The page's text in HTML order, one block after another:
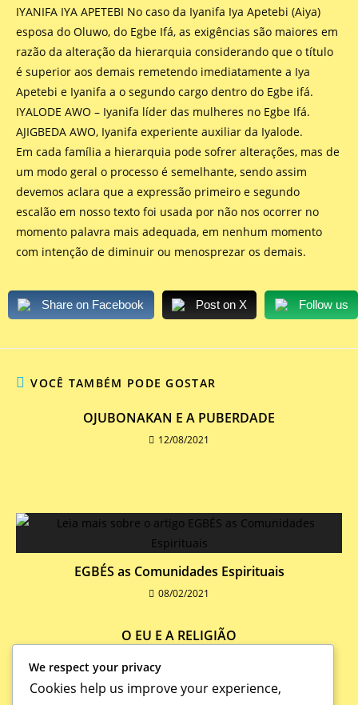
IYANIFA IYA APETEBI No caso da Iyanifa Iya Apetebi (Aiya)
esposa do Oluwo, do Egbe Ifá, as exigências são maiores em
razão da alteração da hierarquia considerando que o título
é superior aos demais remetendo imediatamente a Iya
Apetebi e Iyanifa a o segundo cargo dentro do Egbe ifá.
IYALODE AWO – Iyanifa líder das mulheres no Egbe Ifá.
AJIGBEDA AWO, Iyanifa experiente auxiliar da Iyalode.
Em cada família a hierarquia pode sofrer alterações, mas de
um modo geral o processo é semelhante, sendo assim
devemos aclara que a expressão primeiro e segundo
escalão em nosso texto foi usada por não nos ocorrer no
momento palavra mais adequada, em nenhum momento
com intenção de diminuir ou menosprezar os demais.
Share on Facebook Post on X Follow us
VOCÊ TAMBÉM PODE GOSTAR
OJUBONAKAN E A PUBERDADE
12/08/2021
EGBÉS as Comunidades Espirituais
08/02/2021
O EU E A RELIGIÃO
We respect your privacy
Cookies help us improve your experience,